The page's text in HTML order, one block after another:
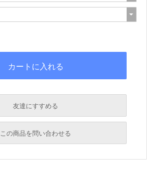
友達にすすめる
必須
この商品を問い合わせる